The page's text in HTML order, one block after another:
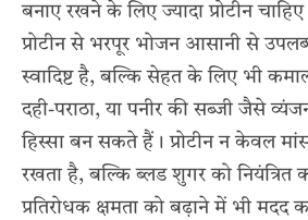
बनाए रखने के लिए ज्यादा प्रोटीन
प्रोटीन से भरपूर भोजन आसानी से
स्वादिष्ट है, बल्कि सेहत के लिए भी
दही-पराठा, या पनीर की सब्जी जैसे
हिस्सा बन सकते हैं। प्रोटीन न केवल
रखता है, बल्कि ब्लड शुगर को नियंत्रित
प्रतिरोधक क्षमता को बढ़ाने में भी मदद